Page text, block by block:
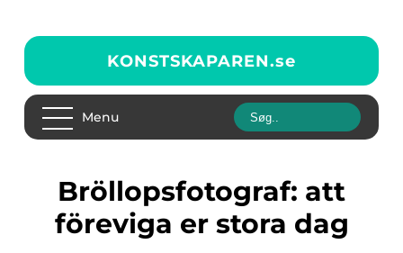
KONSTSKAPAREN.se
Menu
Bröllopsfotograf: att
föreviga er stora dag